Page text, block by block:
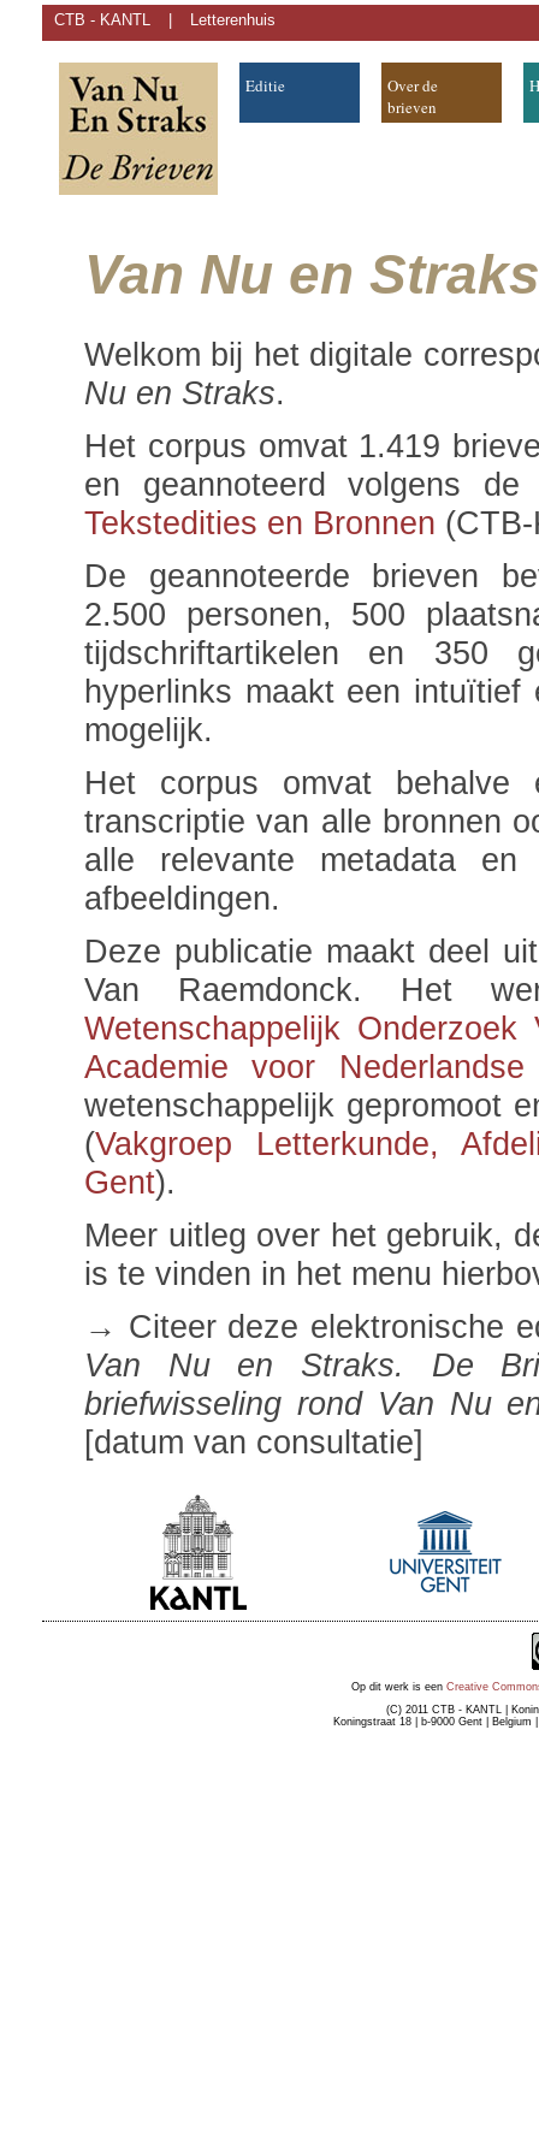
CTB - KANTL Letterenhuis
Editie
Over de
brieven
Van Nu en Straks
Welkom bij het digitale
Nu en Straks.
Het corpus omvat 1.419
en geannoteerd volgens
Tekstedities en Bronnen
De geannoteerde brieven
2.500 personen, 500
tijdschriftartikelen en 350
hyperlinks maakt een
mogelijk.
Het corpus omvat behalve
transcriptie van alle bronnen
alle relevante metadata
afbeeldingen.
Deze publicatie maakt deel
Van Raemdonck. Het
Wetenschappelijk Onderzoek
Academie voor
wetenschappelijk gepromoot
(Vakgroep Letterkunde,
Gent).
Meer uitleg over het gebruik,
is te vinden in het menu
→ Citeer deze elektronische
Van Nu en Straks. De
briefwisseling rond Van Nu
[datum van consultatie]
Op dit werk is een Creative
(C) 2011 CTB - KANTL |
Koningstraat 18 | b-9000 Gent | Belgium